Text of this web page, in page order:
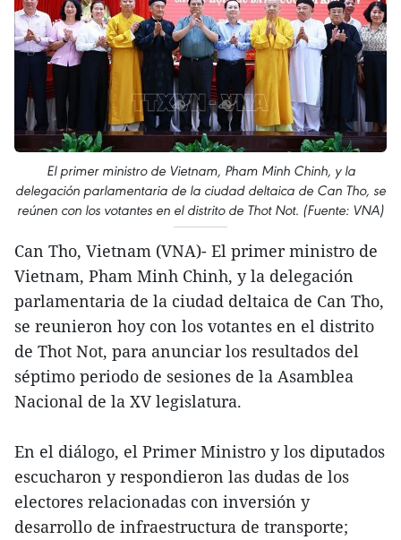
El primer ministro de Vietnam, Pham Minh Chinh, y la
delegación parlamentaria de la ciudad deltaica de Can Tho, se
reúnen con los votantes en el distrito de Thot Not. (Fuente: VNA)
Can Tho, Vietnam (VNA)- El primer ministro de
Vietnam, Pham Minh Chinh, y la delegación
parlamentaria de la ciudad deltaica de Can Tho,
se reunieron hoy con los votantes en el distrito
de Thot Not, para anunciar los resultados del
séptimo periodo de sesiones de la Asamblea
Nacional de la XV legislatura.
En el diálogo, el Primer Ministro y los diputados
escucharon y respondieron las dudas de los
electores relacionadas con inversión y
desarrollo de infraestructura de transporte;